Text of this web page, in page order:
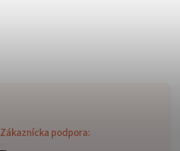
Zákaznícka podpora: